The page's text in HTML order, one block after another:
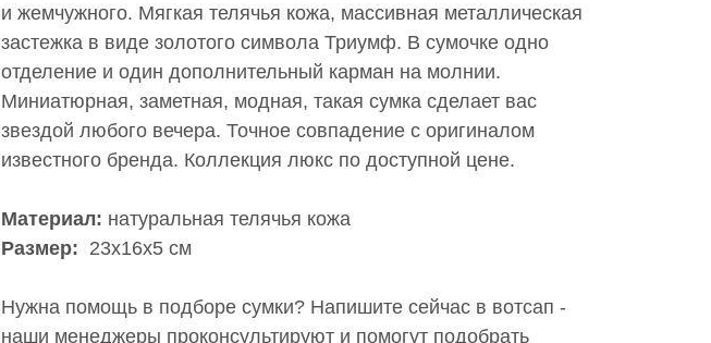
и жемчужного. Мягкая телячья кожа, массивная металлическая
застежка в виде золотого символа Триумф. В сумочке одно
отделение и один дополнительный карман на молнии.
Миниатюрная, заметная, модная, такая сумка сделает вас
звездой любого вечера. Точное совпадение с оригиналом
известного бренда. Коллекция люкс по доступной цене.
Материал: натуральная телячья кожа
Размер: 23x16x5 см
Нужна помощь в подборе сумки? Напишите сейчас в вотсап -
наши менеджеры проконсультируют и помогут подобрать